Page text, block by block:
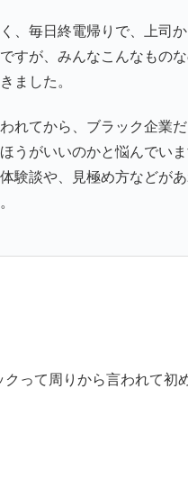
、毎日終電帰りで、上司
すが、みんなこんなもの
ました。
れてから、ブラック企業
うがいいのかと悩んでい
験談や、見極め方などが
クって周りから言われて初